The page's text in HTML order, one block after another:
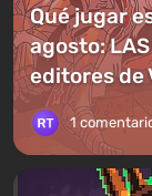
Qué jugar
agosto:
editores de
1